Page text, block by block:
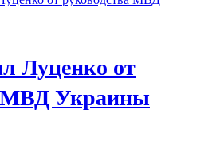
Луценко от
МВД Украины